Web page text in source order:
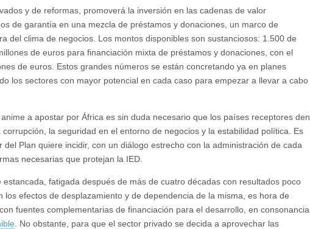
y de reformas, promoverá la inversión en las cadenas de valor
de garantía en una mezcla de préstamos y donaciones, un marco de
del clima de negocios. Los montos disponibles son sustanciosos: 1.500 de
de euros para financiación mixta de préstamos y donaciones, con el
de euros. Estos grandes números se están concretando ya en planes
los sectores con mayor potencial en cada caso para empezar a llevar a cabo
a apostar por África es sin duda necesario que los países receptores den
la seguridad en el entorno de negocios y la estabilidad política. Es
Plan quiere incidir, con un diálogo estrecho con la administración de cada
necesarias que protejan la IED.
fatigada después de más de cuatro décadas con resultados poco
los efectos de desplazamiento y de dependencia de la misma, es hora de
fuentes complementarias de financiación para el desarrollo, en consonancia
. No obstante, para que el sector privado se decida a aprovechar las